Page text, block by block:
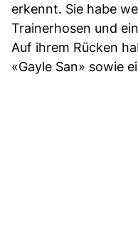
erkennt. Sie habe
Trainerhosen und
Auf ihrem Rücken
«Gayle San» sowie